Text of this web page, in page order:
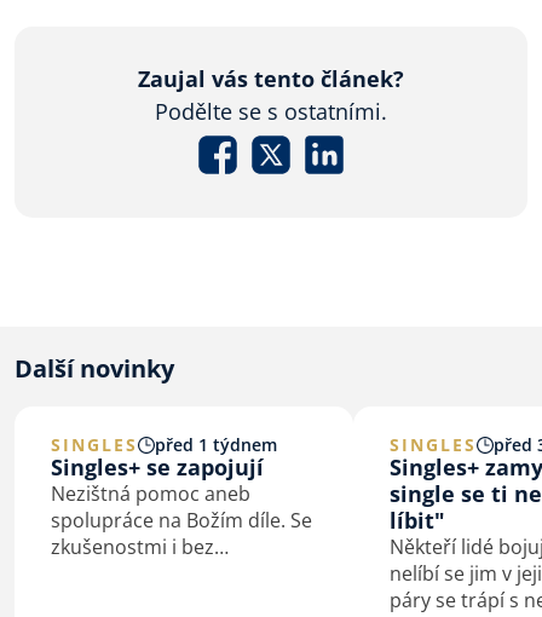
Zaujal vás tento článek?
Podělte se s ostatními.
Další novinky
SINGLES před 1 týdnem
Singles+ se zapojují
Nezištná pomoc aneb
spolupráce na Božím díle. Se
zkušenostmi i bez
SINGLES před
Singles+
single se ti
líbit"
Někteří lidé
nelíbí se jim v
páry se trápí s